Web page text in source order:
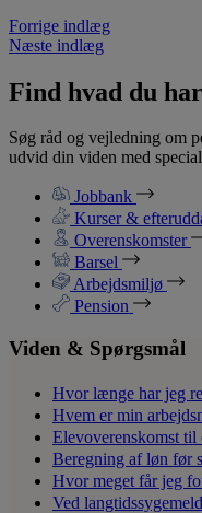
Forrige indlæg
Næste indlæg
Find hvad du
Søg råd og vejledning om
udvid din viden med
Jobbank
Kurser &
Overenskomster
Barsel
Arbejdsmiljø
Pension
Viden & Spørgsmål
Hvor længe har jeg
Hvem er min
Elevoverenskomst til
Beregning af løn før
Hvor meget får jeg
Ved